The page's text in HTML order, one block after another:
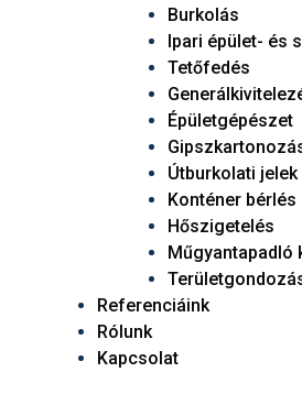
Burkolás
Ipari épület- és
Tetőfedés
Épületgépészet
Útburkolati
Konténer bérlés
Hőszigetelés
Műgyantapadló
Referenciáink
Rólunk
Kapcsolat